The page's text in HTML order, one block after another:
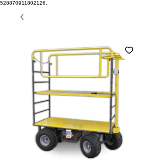
528870911802126.